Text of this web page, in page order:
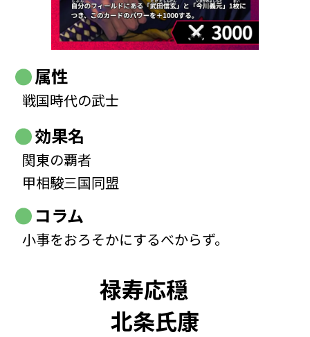
属性
戦国時代の武士
効果名
関東の覇者
甲相駿三国同盟
コラム
小事をおろそかにするべからず。
禄寿応穏
北条氏康